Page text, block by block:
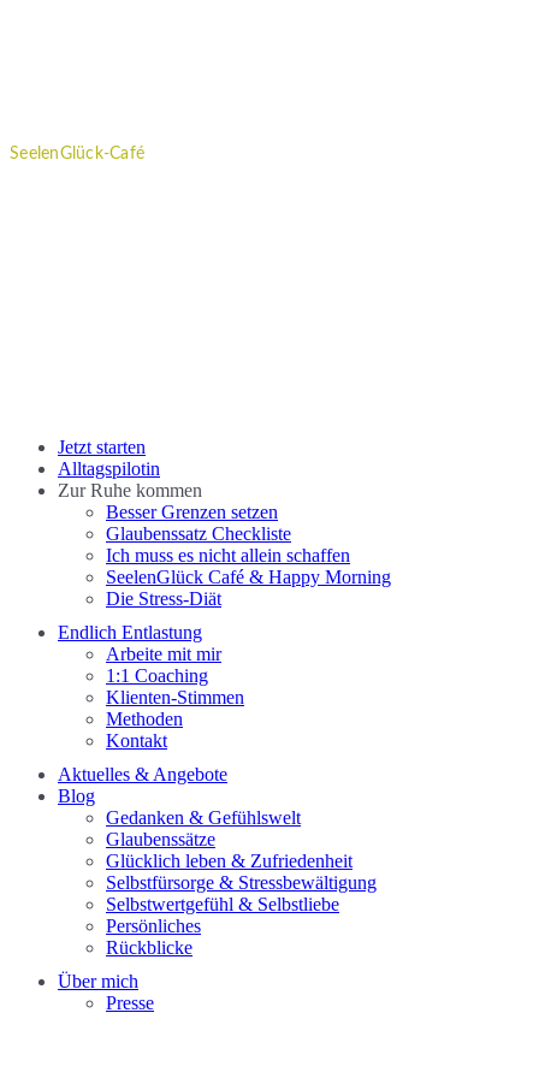
SeelenGlück-Café
Close
Menu
Jetzt starten
Alltagspilotin
Zur Ruhe kommen
Besser Grenzen setzen
Glaubenssatz Checkliste
Ich muss es nicht allein schaffen
SeelenGlück Café & Happy Morning
Die Stress-Diät
Endlich Entlastung
Arbeite mit mir
1:1 Coaching
Klienten-Stimmen
Methoden
Kontakt
Aktuelles & Angebote
Blog
Gedanken & Gefühlswelt
Glaubenssätze
Glücklich leben & Zufriedenheit
Selbstfürsorge & Stressbewältigung
Selbstwertgefühl & Selbstliebe
Persönliches
Rückblicke
Über mich
Presse